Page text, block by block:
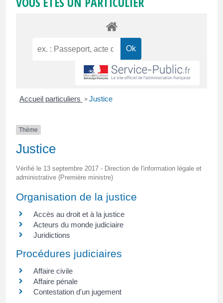
Accueil particuliers >Justice
Thème
Justice
Vérifié le 13 septembre 2017 - Direction de l'information légale et
administrative (Première ministre)
Organisation de la justice
Accès au droit et à la justice
Acteurs du monde judiciaire
Juridictions
Procédures judiciaires
Affaire civile
Affaire pénale
Contestation d'un jugement